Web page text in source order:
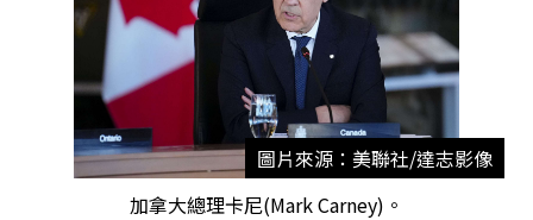
圖片來源：美聯社/達志影像
加拿大總理卡尼(Mark Carney)。